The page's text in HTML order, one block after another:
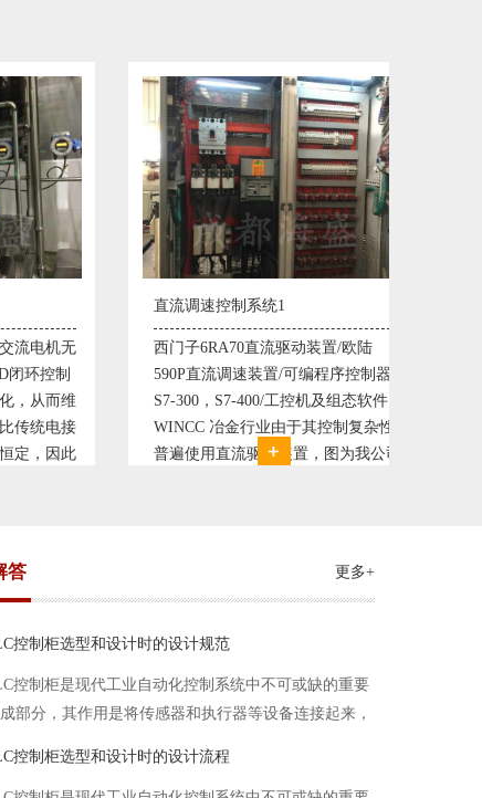
6RA70直流驱动装置/欧陆
流调速装置/可编程序控制器
，S7-400/工控机及组态软件
冶金行业由于其控制复杂性
用直流驱动装置，图为我公司
典型的塑料生产线电控系统
丹佛斯变频器VLT5000，
仪表， 西门子可编程序控制
200， 工控组态软件WINCC
Protool或组态王。 使用在生
答 更多+
控制柜选型和设计时的设计规范
控制柜是现代工业自动化控制系统中不可或缺的重要
部分，其作用是将传感器和执行器等设备连接起来，
控制柜选型和设计时的设计流程